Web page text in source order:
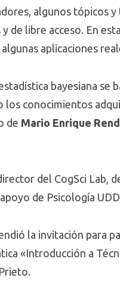
algunos tópicos
de libre acceso. En
aplicaciones
bayesiana
los conocimientos
de Mario Enrique
del CogSci Lab,
de Psicología
la invitación para
«Introducción a